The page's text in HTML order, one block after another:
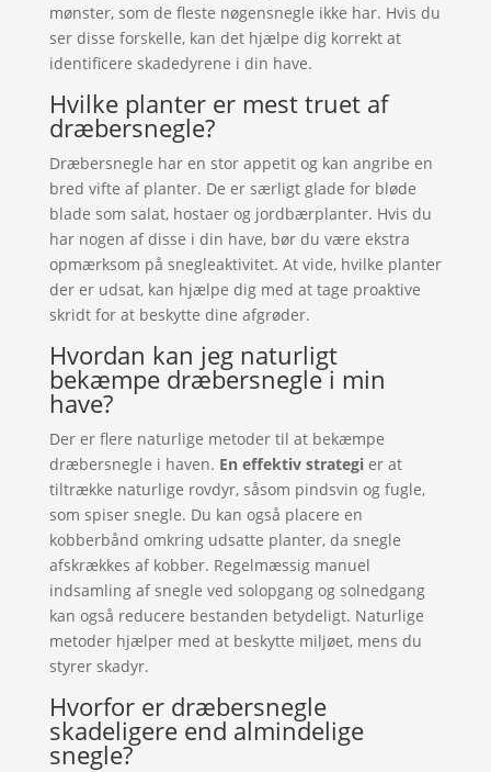
mønster, som de fleste nøgensnegle ikke har. Hvis du
ser disse forskelle, kan det hjælpe dig korrekt at
identificere skadedyrene i din have.
Hvilke planter er mest truet af
dræbersnegle?
Dræbersnegle har en stor appetit og kan angribe en
bred vifte af planter. De er særligt glade for bløde
blade som salat, hostaer og jordbærplanter. Hvis du
har nogen af disse i din have, bør du være ekstra
opmærksom på snegleaktivitet. At vide, hvilke planter
der er udsat, kan hjælpe dig med at tage proaktive
skridt for at beskytte dine afgrøder.
Hvordan kan jeg naturligt
bekæmpe dræbersnegle i min
have?
Der er flere naturlige metoder til at bekæmpe
dræbersnegle i haven. En effektiv strategier at
tiltrække naturlige rovdyr, såsom pindsvin og fugle,
som spiser snegle. Du kan også placere en
kobberbånd omkring udsatte planter, da snegle
afskrækkes af kobber. Regelmæssig manuel
indsamling af snegle ved solopgang og solnedgang
kan også reducere bestanden betydeligt. Naturlige
metoder hjælper med at beskytte miljøet, mens du
styrer skadyr.
Hvorfor er dræbersnegle
skadeligere end almindelige
snegle?